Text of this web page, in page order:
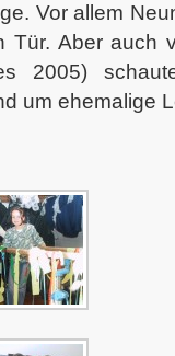
Vor allem
Tür. Aber auch
2005)
um ehemalige